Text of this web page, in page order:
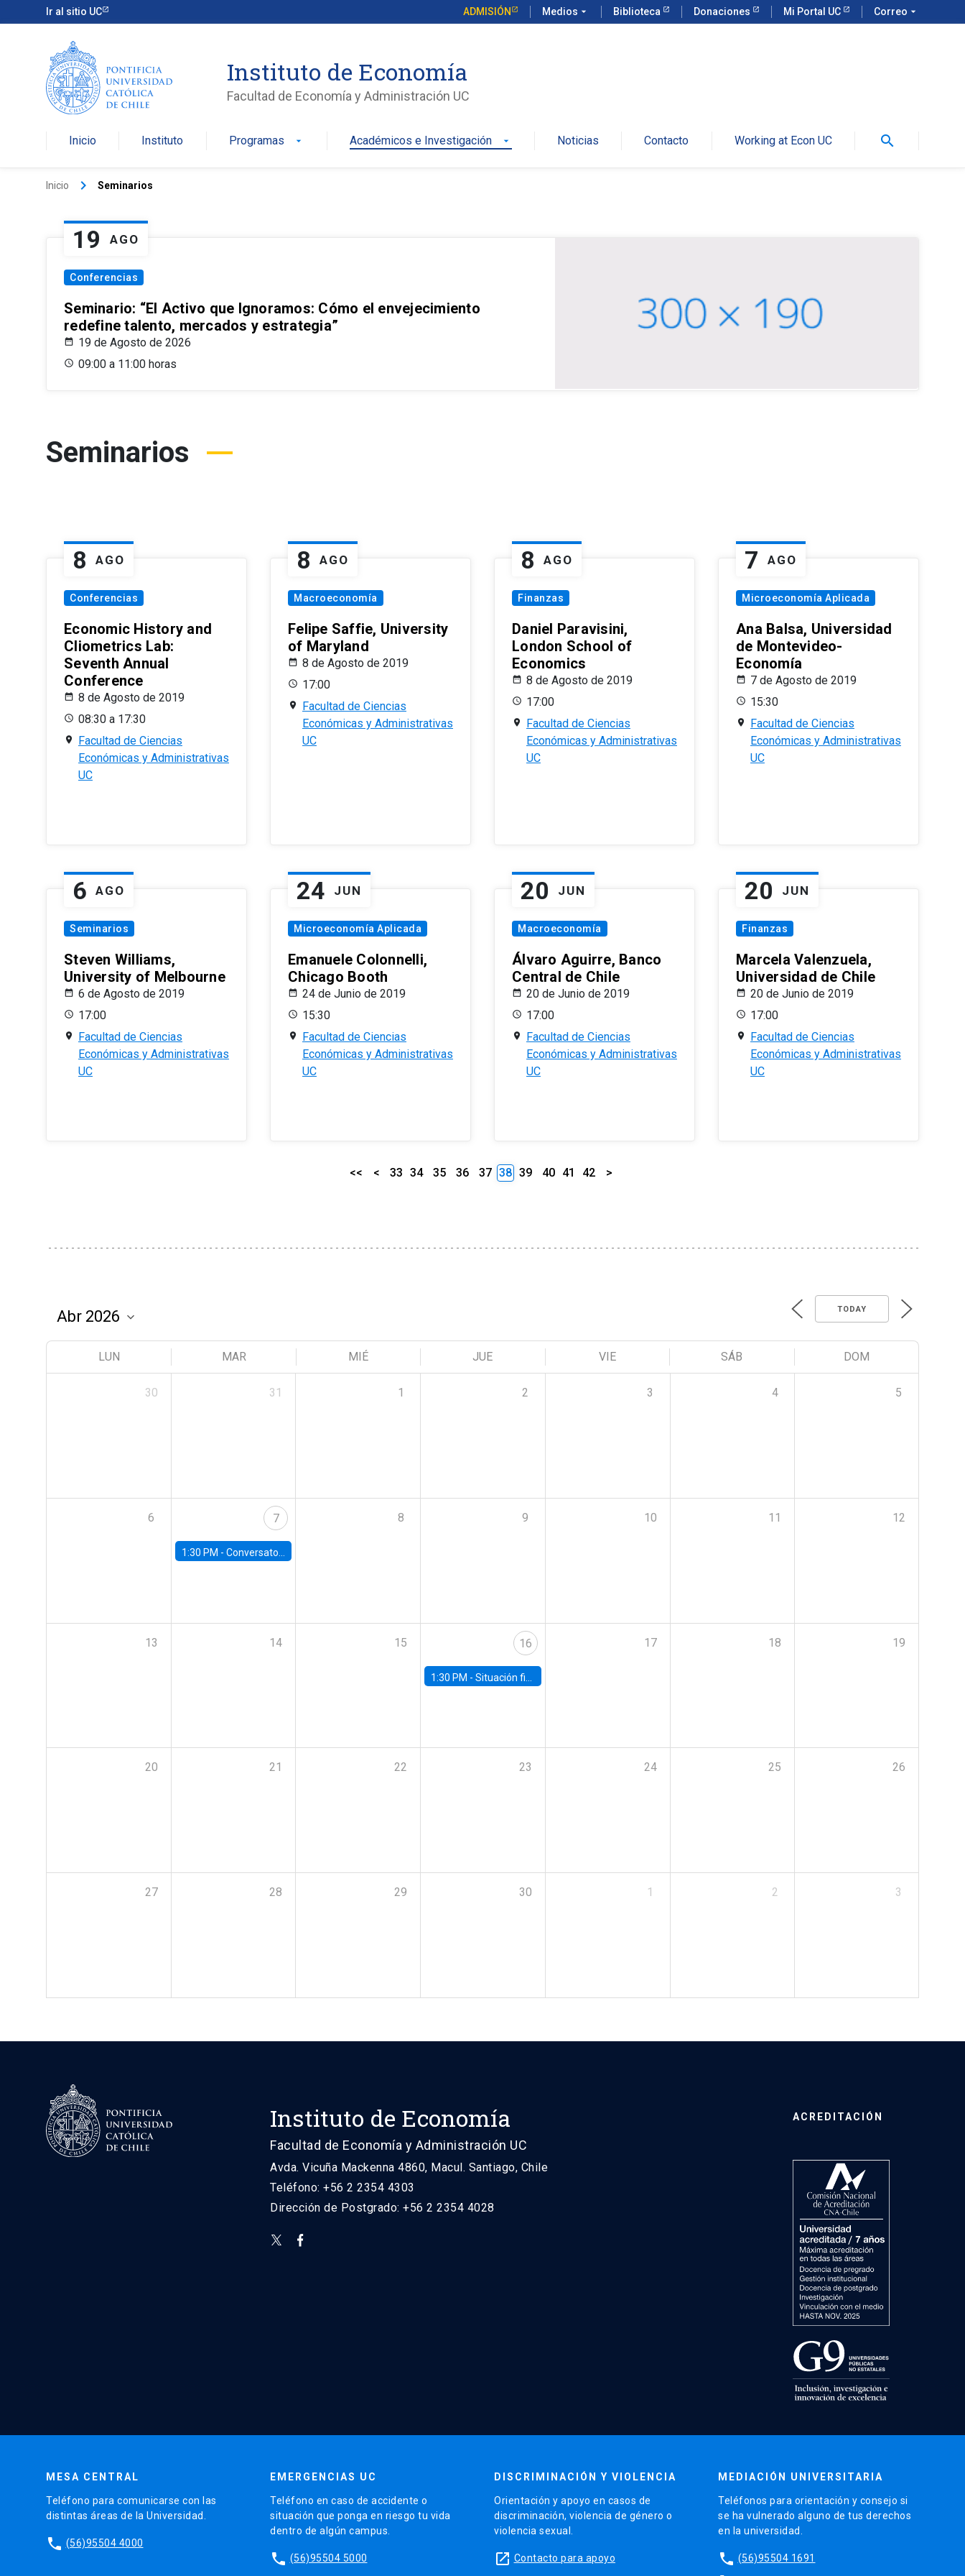
Ir al sitio UC ADMISIÓN Medios arrow_drop_down Biblioteca Donaciones Mi Portal UC Correo arrow_drop_down
Instituto de Economía
Facultad de Economía y Administración UC
Inicio Instituto Programas arrow_drop_down Académicos e Investigación arrow_drop_down Noticias Contacto Working at Econ UC search
Inicio keyboard_arrow_right Seminarios
19 AGO
Conferencias
Seminario: “El Activo que Ignoramos: Cómo el envejecimiento
redefine talento, mercados y estrategia”
19 de Agosto de 2026
09:00 a 11:00 horas
Seminarios
8 AGO
Conferencias
Economic History and
Cliometrics Lab:
Seventh Annual
Conference
8 de Agosto de 2019
08:30 a 17:30
Facultad de Ciencias
Económicas y Administrativas
UC
8 AGO
Macroeconomía
Felipe Saffie, University
of Maryland
8 de Agosto de 2019
17:00
Facultad de Ciencias
Económicas y Administrativas
UC
8 AGO
Finanzas
Daniel Paravisini,
London School of
Economics
8 de Agosto de 2019
17:00
Facultad de Ciencias
Económicas y Administrativas
UC
7 AGO
Microeconomía Aplicada
Ana Balsa, Universidad
de Montevideo-
Economía
7 de Agosto de 2019
15:30
Facultad de Ciencias
Económicas y Administrativas
UC
6 AGO
Seminarios
Steven Williams,
University of Melbourne
6 de Agosto de 2019
17:00
Facultad de Ciencias
Económicas y Administrativas
UC
24 JUN
Microeconomía Aplicada
Emanuele Colonnelli,
Chicago Booth
24 de Junio de 2019
15:30
Facultad de Ciencias
Económicas y Administrativas
UC
20 JUN
Macroeconomía
Álvaro Aguirre, Banco
Central de Chile
20 de Junio de 2019
17:00
Facultad de Ciencias
Económicas y Administrativas
UC
20 JUN
Finanzas
Marcela Valenzuela,
Universidad de Chile
20 de Junio de 2019
17:00
Facultad de Ciencias
Económicas y Administrativas
UC
<< < 33 34 35 36 37 38 39 40 41 42 >
TODAY
LUN MAR MIÉ JUE VIE SÁB DOM
30 31 1 2 3 4 5
6 7
1:30 PM - Conversatorio | Pobreza: La mirada de León XIV
8 9 10 11 12
13 14 15 16
1:30 PM -Situación fiscal: cierre 2025 y perspectivas de mediano plazo 2026–2030
17 18 19
20 21 22 23 24 25 26
27 28 29 30 1 2 3
Instituto de Economía
Facultad de Economía y Administración UC
Avda. Vicuña Mackenna 4860, Macul. Santiago, Chile
Teléfono: +56 2 2354 4303
Dirección de Postgrado: +56 2 2354 4028
ACREDITACIÓN
MESA CENTRAL
Teléfono para comunicarse con las
distintas áreas de la Universidad.
phone (56)95504 4000
EMERGENCIAS UC
Teléfono en caso de accidente o
situación que ponga en riesgo tu vida
dentro de algún campus.
phone (56)95504 5000
DISCRIMINACIÓN Y VIOLENCIA
Orientación y apoyo en casos de
discriminación, violencia de género o
violencia sexual.
launch Contacto para apoyo
MEDIACIÓN UNIVERSITARIA
Teléfonos para orientación y consejo si
se ha vulnerado alguno de tus derechos
en la universidad.
phone (56)95504 1691